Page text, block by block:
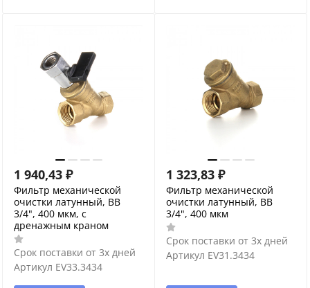
1 940,43 ₽
Фильтр механической
очистки латунный, ВВ
3/4", 400 мкм, с
дренажным краном
Срок поставки от 3х дней
Артикул EV33.3434
1 323,83 ₽
Фильтр механической
очистки латунный, ВВ
3/4", 400 мкм
Срок поставки от 3х дней
Артикул EV31.3434